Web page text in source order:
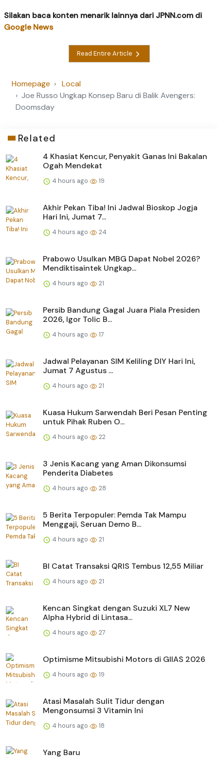
Silakan baca konten menarik lainnya dari JPNN.com di
Google News
Read Entire Article
Homepage
Local
Joe Russo Ungkap Konsep Baru di Balik Avengers:
Doomsday
Related
4 Khasiat Kencur, Penyakit Ganas Ini Bakalan
Ogah Mendekat
4 hours ago 19
Akhir Pekan Tiba! Ini Jadwal Bioskop Jogja
Hari Ini, Jumat 7...
4 hours ago 24
Prabowo Usulkan MBG Dapat Nobel 2026?
Mendiktisaintek Ungkap...
4 hours ago 21
Persib Bandung Gagal Juara Piala Presiden
2026, Igor Tolic B...
4 hours ago 17
Jadwal Pelayanan SIM Keliling DIY Hari Ini,
Jumat 7 Agustus ...
4 hours ago 21
Kuasa Hukum Sarwendah Beri Pesan Penting
untuk Pihak Ruben O...
4 hours ago 22
3 Jenis Kacang yang Aman Dikonsumsi
Penderita Diabetes
4 hours ago 28
5 Berita Terpopuler: Pemda Tak Mampu
Menggaji, Seruan Demo B...
4 hours ago 21
BI Catat Transaksi QRIS Tembus 12,55 Miliar
4 hours ago 21
Kencan Singkat dengan Suzuki XL7 New
Alpha Hybrid di Lintasa...
4 hours ago 27
Optimisme Mitsubishi Motors di GIIAS 2026
4 hours ago 19
Atasi Masalah Sulit Tidur dengan
Mengonsumsi 3 Vitamin Ini
4 hours ago 18
Yang Baru